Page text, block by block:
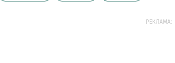
РЕКЛАМА: